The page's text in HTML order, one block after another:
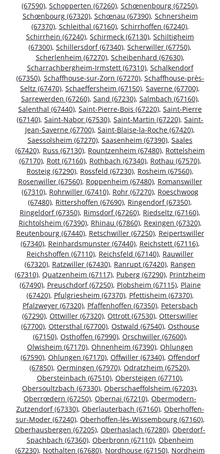
(67590), Schopperten (67260), Schœnenbourg (67250),
Schœnbourg (67320), Schœnau (67390), Schnersheim
(67370), Schleithal (67160), Schirrhoffen (67240),
Schirrhein (67240), Schirmeck (67130), Schiltigheim
(67300), Schillersdorf (67340), Scherwiller (67750),
Scherlenheim (67270), Scheibenhard (67630),
Scharrachbergheim-Irmstett (67310), Schalkendorf
(67350), Schaffhouse-sur-Zorn (67270), Schaffhouse-près-
Seltz (67470), Schaeffersheim (67150), Saverne (67700),
Sarrewerden (67260), Sand (67230), Salmbach (67160),
Salenthal (67440), Saint-Pierre-Bois (67220), Saint-Pierre
(67140), Saint-Nabor (67530), Saint-Martin (67220), Saint-
Jean-Saverne (67700), Saint-Blaise-la-Roche (67420),
Saessolsheim (67270), Saasenheim (67390), Saales
(67420), Russ (67130), Rountzenheim (67480), Rottelsheim
(67170), Rott (67160), Rothbach (67340), Rothau (67570),
Rosteig (67290), Rossfeld (67230), Rosheim (67560),
Rosenwiller (67560), Roppenheim (67480), Romanswiller
(67310), Rohrwiller (67410), Rohr (67270), Roeschwoog
(67480), Rittershoffen (67690), Ringendorf (67350),
Ringeldorf (67350), Rimsdorf (67260), Riedseltz (67160),
Richtolsheim (67390), Rhinau (67860), Rexingen (67320),
Reutenbourg (67440), Retschwiller (67250), Reipertswiller
(67340), Reinhardsmunster (67440), Reichstett (67116),
Reichshoffen (67110), Reichsfeld (67140), Rauwiller
(67320), Ratzwiller (67430), Ranrupt (67420), Rangen
(67310), Quatzenheim (67117), Puberg (67290), Printzheim
(67490), Preuschdorf (67250), Plobsheim (67115), Plaine
(67420), Pfulgriesheim (67370), Pfettisheim (67370),
Pfalzweyer (67320), Pfaffenhoffen (67350), Petersbach
(67290), Ottwiller (67320), Ottrott (67530), Otterswiller
(67700), Ottersthal (67700), Ostwald (67540), Osthouse
(67150), Osthoffen (67990), Orschwiller (67600),
Olwisheim (67170), Ohnenheim (67390), Ohlungen
(67590), Ohlungen (67170), Offwiller (67340), Offendorf
(67850), Oermingen (67970), Odratzheim (67520),
Obersteinbach (67510), Obersteigen (67710),
Obersoultzbach (67330), Oberschaeffolsheim (67203),
Oberrœdern (67250), Obernai (67210), Obermodern-
Zutzendorf (67330), Oberlauterbach (67160), Oberhoffen-
sur-Moder (67240), Oberhoffen-lès-Wissembourg (67160),
Oberhausbergen (67205), Oberhaslach (67280), Oberdorf-
Spachbach (67360), Oberbronn (67110), Obenheim
(67230), Nothalten (67680), Nordhouse (67150), Nordheim